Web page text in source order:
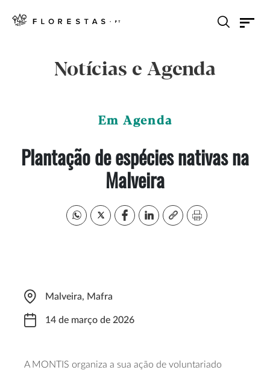
Notícias e Agenda
Em Agenda
Plantação de espécies nativas na
Malveira
Malveira, Mafra
14 de março de 2026
A MONTIS organiza a sua ação de voluntariado